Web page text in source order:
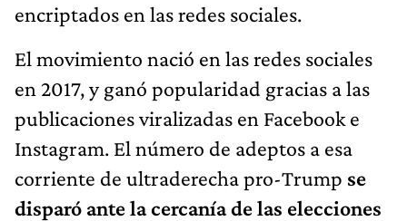
encriptados en las redes sociales.
El movimiento nació en las redes sociales
en 2017, y ganó popularidad gracias a las
publicaciones viralizadas en Facebook e
Instagram. El número de adeptos a esa
corriente de ultraderecha pro-Trump se
disparó ante la cercanía de las elecciones